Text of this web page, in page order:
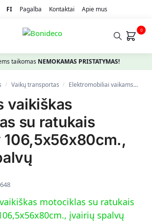
FI Pagalba Kontaktai Apie mus
0
taikomas NEMOKAMAS PRISTATYMAS!
/ Vaikų transportas / Elektromobiliai vaikams
vaikiškas
su ratukais